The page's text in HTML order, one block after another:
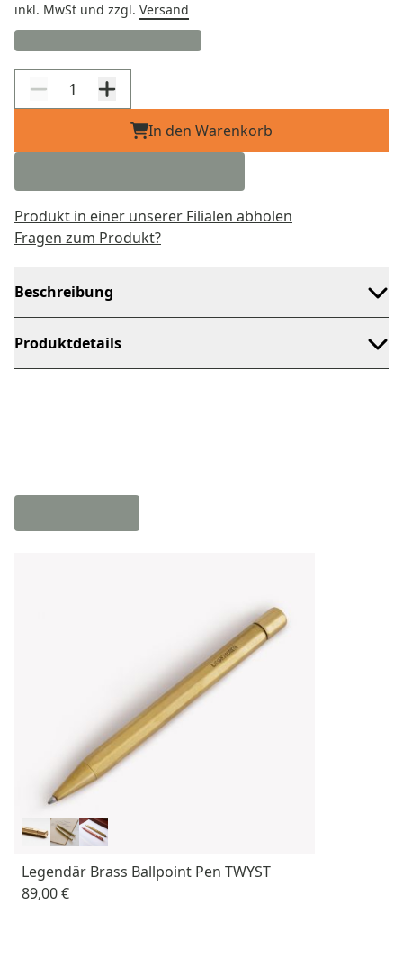
inkl. MwSt und zzgl. Versand
In den Warenkorb
Produkt in einer unserer Filialen abholen
Fragen zum Produkt?
Beschreibung
Produktdetails
Legendär Brass Ballpoint Pen TWYST
89,00 €